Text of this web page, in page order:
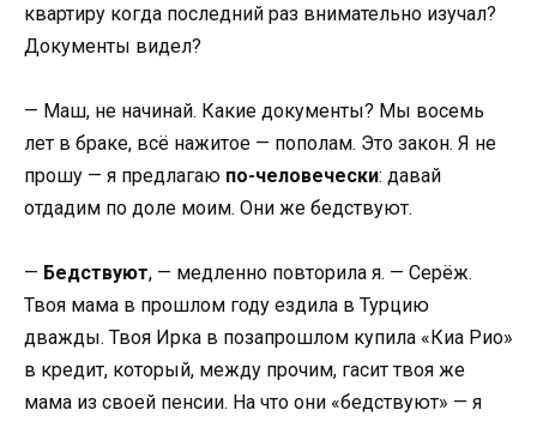
квартиру когда последний раз внимательно изучал?
Документы видел?
— Маш, не начинай. Какие документы? Мы восемь
лет в браке, всё нажитое — пополам. Это закон. Я не
прошу — я предлагаю по-человечески: давай
отдадим по доле моим. Они же бедствуют.
— Бедствуют, — медленно повторила я. — Серёж.
Твоя мама в прошлом году ездила в Турцию
дважды. Твоя Ирка в позапрошлом купила «Киа Рио»
в кредит, который, между прочим, гасит твоя же
мама из своей пенсии. На что они «бедствуют» — я